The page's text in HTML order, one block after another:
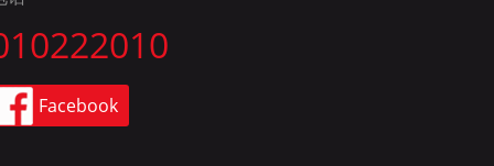
Facebook